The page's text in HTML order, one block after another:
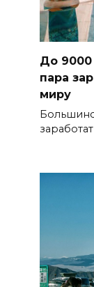
До 9000
пара
миру